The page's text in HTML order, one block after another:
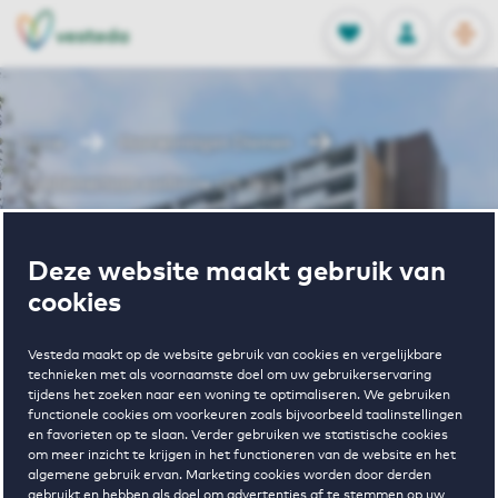
Deze website maakt gebruik van
cookies
Vesteda maakt op de website gebruik van cookies en vergelijkbare
technieken met als voornaamste doel om uw gebruikerservaring
tijdens het zoeken naar een woning te optimaliseren. We gebruiken
functionele cookies om voorkeuren zoals bijvoorbeeld taalinstellingen
en favorieten op te slaan. Verder gebruiken we statistische cookies
om meer inzicht te krijgen in het functioneren van de website en het
algemene gebruik ervan. Marketing cookies worden door derden
FAVORIETEN
Opgeslagen
INLOGGEN
NL
EN
Home
Ouddiemerlaan oudbouw (71-281)
Wonen in
Ouddiemerlaan
oudbouw (71-
281)